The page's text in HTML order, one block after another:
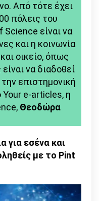
Από τότε έχει
πόλεις του
είναι να
και η κοινωνία
οικείο, όπως
να διαδοθεί
επιστημονική
Your e-articles, η
Θεοδώρα
για εσένα και
με το Pint